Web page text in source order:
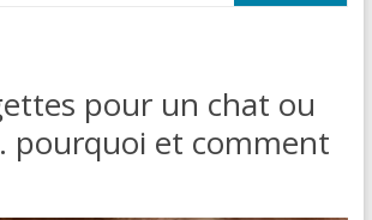
pour un chat ou
pourquoi et comment